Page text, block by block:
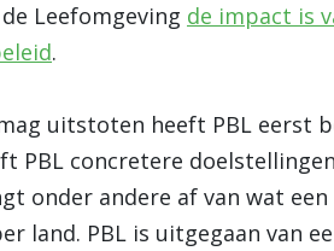
Leefomgeving de impact is
.
uitstoten heeft PBL eerst
PBL concretere
onder andere af van wat
land. PBL is uitgegaan van